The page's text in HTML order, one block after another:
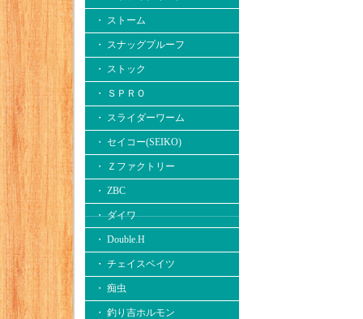
・ ストーム
・ スナッグプルーフ
・ ストック
・ ＳＰＲＯ
・ スライダーワーム
・ セイコー(SEIKO)
・ Ｚファクトリー
・ ZBC
・ ダイワ
・ Double.H
・ チェイスベイツ
・ 痴虫
・ 釣り吉ホルモン